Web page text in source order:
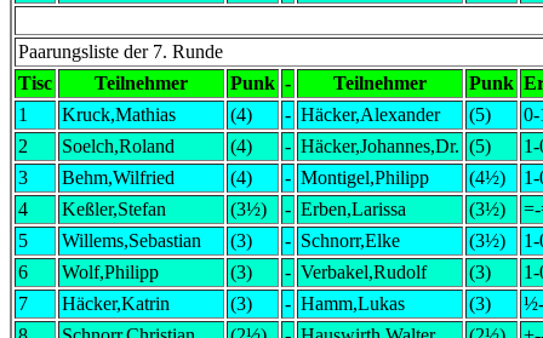
Paarungsliste der 7. Runde
Tisc
Teilnehmer Punk - Teilnehmer Punk
1
Kruck,Mathias (4) - Häcker,Alexander (5)
0-
2
Soelch,Roland (4) - Häcker,Johannes,Dr. (5)
1-
3
Behm,Wilfried (4) - Montigel,Philipp (4½)
1-
4
Keßler,Stefan (3½) - Erben,Larissa (3½)
5
Willems,Sebastian (3) - Schnorr,Elke (3½)
1-
6
Wolf,Philipp (3) - Verbakel,Rudolf (3)
1-
7
Häcker,Katrin (3) - Hamm,Lukas (3)